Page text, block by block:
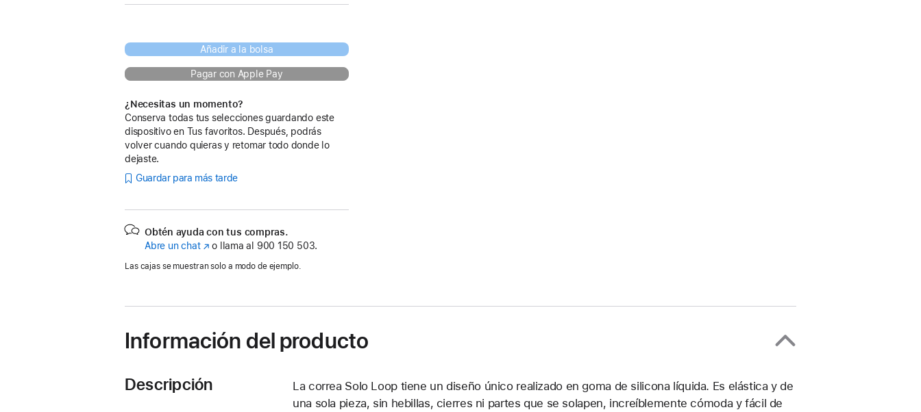
Añadir a la bolsa
Pagar con Apple Pay
¿Necesitas un momento?
Conserva todas tus selecciones guardando este
dispositivo en Tus favoritos. Después, podrás
volver cuando quieras y retomar todo donde lo
dejaste.
Guardar para más tarde
Obtén ayuda con tus compras.
Abre un chat(Seo llama al 900 150 503.
Las cajas se muestran solo a modo de ejemplo.
Información del producto
Descripción
La correa Solo Loop tiene un diseño único realizado en goma de silicona líquida. Es elástica y de
una sola pieza, sin hebillas, cierres ni partes que se solapen, increíblemente cómoda y fácil de